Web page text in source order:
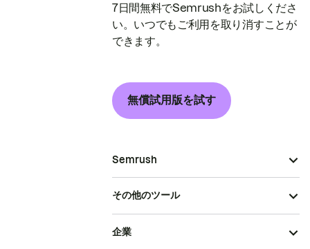
7日間無料でSemrushをお試しくださ
い。いつでもご利用を取り消すことが
できます。
無償試用版を試す
Semrush
その他のツール
企業